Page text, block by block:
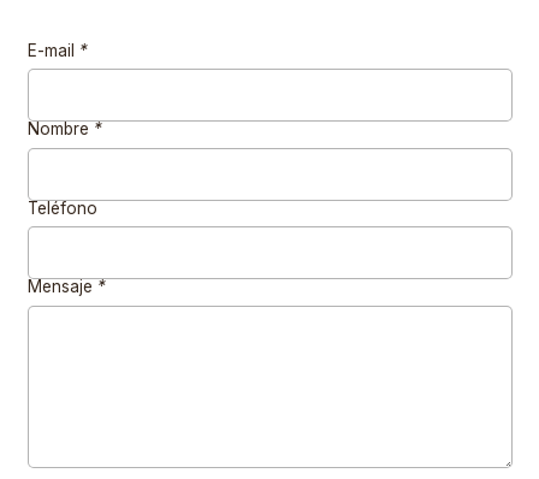
E-mail *
Nombre *
Teléfono
Mensaje *